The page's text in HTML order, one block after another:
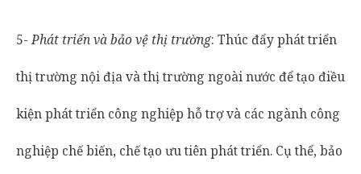
5-Phát triển và bảo vệ thị trường: Thúc đẩy phát triển
thị trường nội địa và thị trường ngoài nước để tạo điều
kiện phát triển công nghiệp hỗ trợ và các ngành công
nghiệp chế biến, chế tạo ưu tiên phát triển. Cụ thể, bảo